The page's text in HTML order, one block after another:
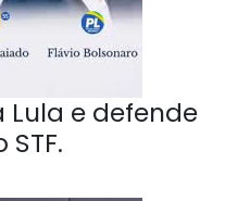
Lula e defende